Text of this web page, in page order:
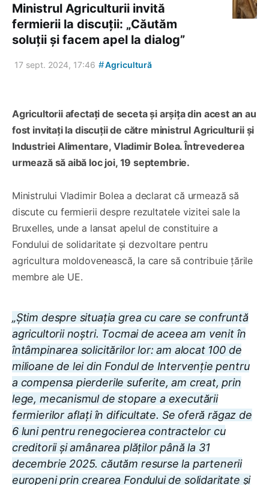
Ministrul Agriculturii invită
fermierii la discuții: „Căutăm
soluții și facem apel la dialog”
17 sept. 2024, 17:46 #Agricultură
Agricultorii afectați de seceta și arșița din acest an au
fost invitați la discuții de către ministrul Agriculturii și
Industriei Alimentare, Vladimir Bolea. Întrevederea
urmează să aibă loc joi, 19 septembrie.
Ministrului Vladimir Bolea a declarat că urmează să
discute cu fermierii despre rezultatele vizitei sale la
Bruxelles, unde a lansat apelul de constituire a
Fondului de solidaritate și dezvoltare pentru
agricultura moldovenească, la care să contribuie țările
membre ale UE.
„Știm despre situația grea cu care se confruntă
agricultorii noștri. Tocmai de aceea am venit în
întâmpinarea solicitărilor lor: am alocat 100 de
milioane de lei din Fondul de Intervenție pentru
a compensa pierderile suferite, am creat, prin
lege, mecanismul de stopare a executării
fermierilor aflați în dificultate. Se oferă răgaz de
6 luni pentru renegocierea contractelor cu
creditorii și amânarea plăților până la 31
decembrie 2025. căutăm resurse la partenerii
europeni prin crearea Fondului de solidaritate și